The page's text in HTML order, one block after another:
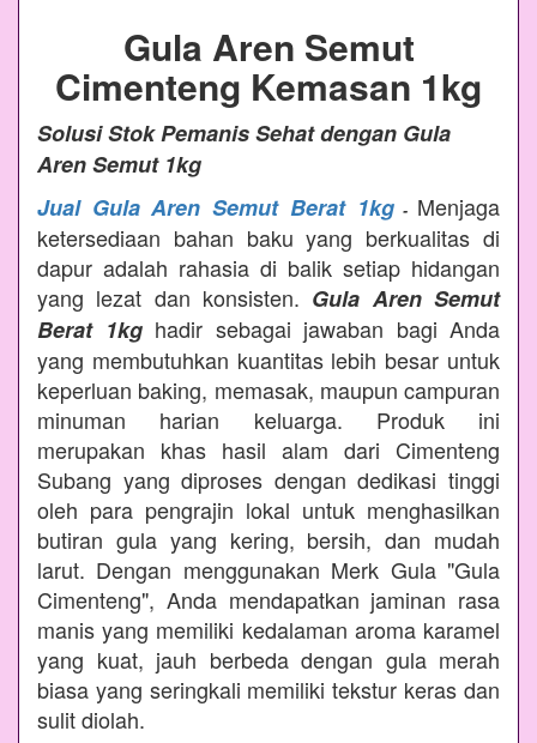
Gula Aren Semut
Cimenteng Kemasan 1kg
Solusi Stok Pemanis Sehat dengan Gula
Aren Semut 1kg
Jual Gula Aren Semut Berat 1kg- Menjaga
ketersediaan bahan baku yang berkualitas di
dapur adalah rahasia di balik setiap hidangan
yang lezat dan konsisten. Gula Aren Semut
Berat 1kghadir sebagai jawaban bagi Anda
yang membutuhkan kuantitas lebih besar untuk
keperluan baking, memasak, maupun campuran
minuman harian keluarga. Produk ini
merupakan khas hasil alam dari Cimenteng
Subang yang diproses dengan dedikasi tinggi
oleh para pengrajin lokal untuk menghasilkan
butiran gula yang kering, bersih, dan mudah
larut. Dengan menggunakan Merk Gula "Gula
Cimenteng", Anda mendapatkan jaminan rasa
manis yang memiliki kedalaman aroma karamel
yang kuat, jauh berbeda dengan gula merah
biasa yang seringkali memiliki tekstur keras dan
sulit diolah.